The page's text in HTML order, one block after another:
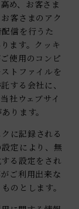
め、お客さま
客さまのアク
信を行うた
ます。クッキ
使用のコンピ
トファイルを
する会社に、
社ウェブサイ
ります。
に記録される
定により、無
る設定をされ
ご利用出来な
のとします。